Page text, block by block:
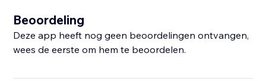
Beoordeling
Deze app heeft nog geen beoordelingen ontvangen,
wees de eerste om hem te beoordelen.